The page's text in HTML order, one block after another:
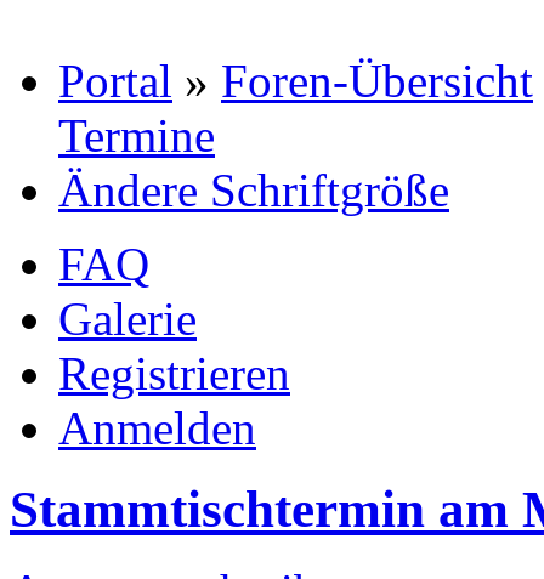
Portal » Foren-Übersicht
Termine
Ändere Schriftgröße
FAQ
Galerie
Registrieren
Anmelden
Stammtischtermin am